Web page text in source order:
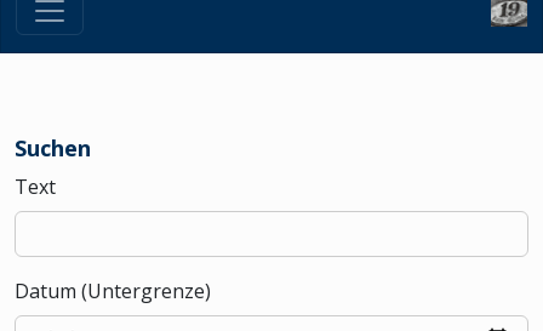
Suchen
Text
Datum (Untergrenze)